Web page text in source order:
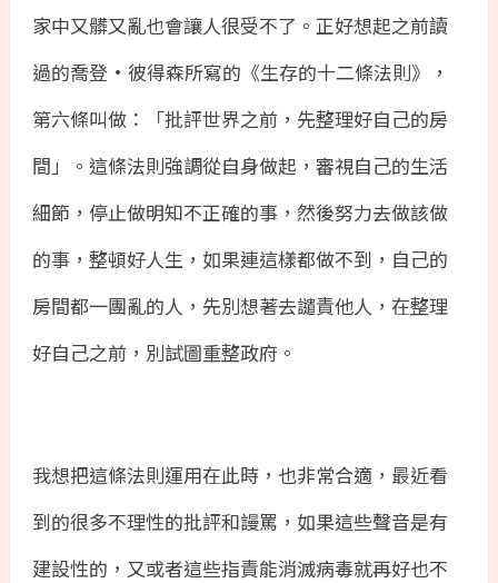
家中又髒又亂也會讓人很受不了。正好想起之前讀
過的喬登·彼得森所寫的《生存的十二條法則》，
第六條叫做：「批評世界之前，先整理好自己的房
間」。這條法則強調從自身做起，審視自己的生活
細節，停止做明知不正確的事，然後努力去做該做
的事，整頓好人生，如果連這樣都做不到，自己的
房間都一團亂的人，先別想著去譴責他人，在整理
好自己之前，別試圖重整政府。
我想把這條法則運用在此時，也非常合適，最近看
到的很多不理性的批評和謾罵，如果這些聲音是有
建設性的，又或者這些指責能消滅病毒就再好也不